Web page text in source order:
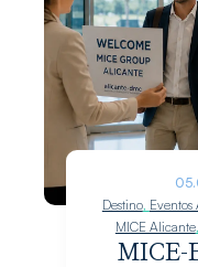
Destino,
MICE Alicante,
MICE-